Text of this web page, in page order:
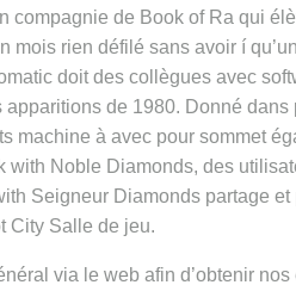
compagnie de Book of Ra qui
mois rien défilé sans avoir í
doit des collègues avec
de 1980. Donné
machine à avec pour sommet
with Noble Diamonds, des
Seigneur Diamonds partage et
City Salle de jeu.
via le web afin d’obtenir